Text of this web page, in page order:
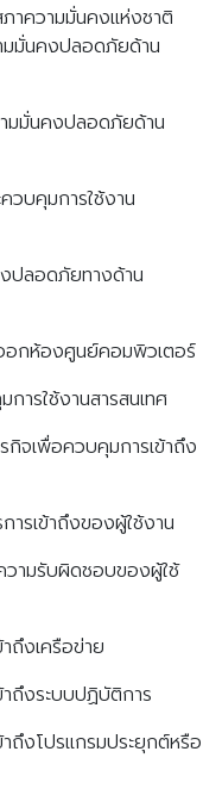
ภาความมั่นคงแห่งชาติ
มมั่นคงปลอดภัยด้าน
มมั่นคงปลอดภัยด้าน
วบคุมการใช้งาน
ภัยทางด้าน
ศูนย์คอมพิวเตอร์
งานสารสนเทศ
วบคุมการเข้าถึง
งของผู้ใช้งาน
ดชอบของผู้ใช้
รือข่าย
บปฏิบัติการ
กรมประยุกต์หรือ